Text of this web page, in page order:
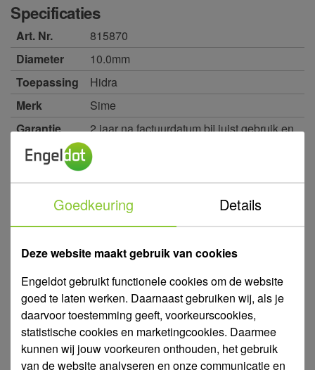
Specificaties
Art. Nr.
815870
Diameter
10.0mm
Toepassing
Hidra
Merk
Sime
Garantie
2 jaar na factuurdatum bij juist gebruik en
onderhoud
5 uitvoeringen
Nozzle Hidra 10.0mm
Voorraad:
€ 3,75
815875Nozzle Hidra 12.0mm
Goedkeuring Details
Deze website maakt gebruik van cookies
Engeldot gebruikt functionele cookies om de website
goed te laten werken. Daarnaast gebruiken wij, als je
daarvoor toestemming geeft, voorkeurscookies,
statistische cookies en marketingcookies. Daarmee
kunnen wij jouw voorkeuren onthouden, het gebruik
van de website analyseren en onze communicatie en